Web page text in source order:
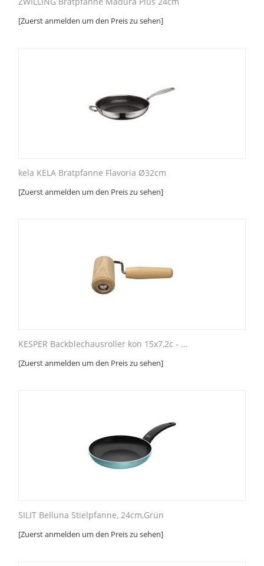
[Zuerst anmelden um den Preis zu sehen]
kela KELA Bratpfanne Flavoria Ø32cm
[Zuerst anmelden um den Preis zu sehen]
KESPER Backblechausroller kon 15x7,2c - ...
[Zuerst anmelden um den Preis zu sehen]
SILIT Belluna Stielpfanne, 24cm,Grün
[Zuerst anmelden um den Preis zu sehen]